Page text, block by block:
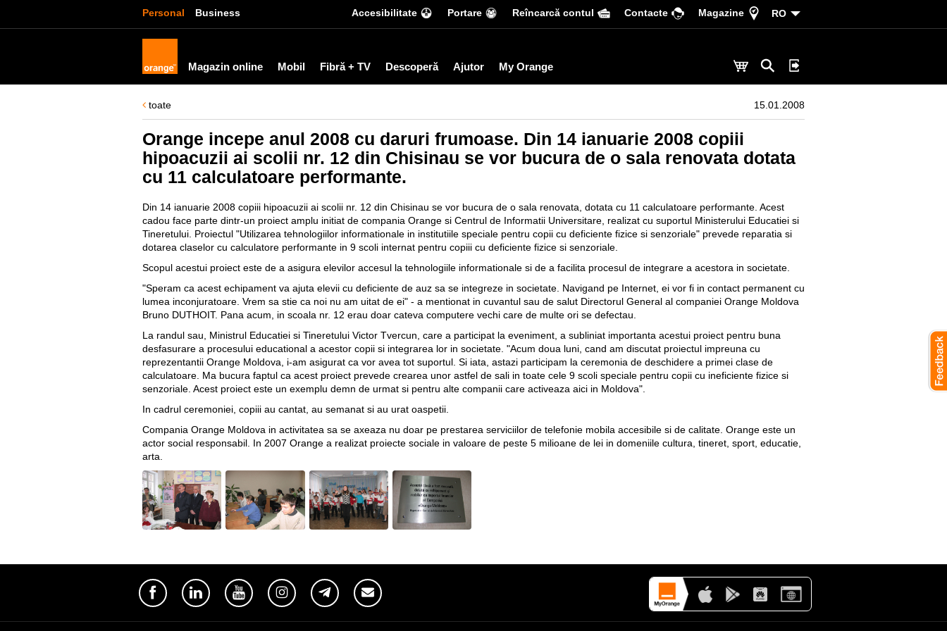
Personal Business Accesibilitate Portare Reîncarcă contul Сontacte Magazine RO
Magazin online Mobil Fibră + TV Descoperă Ajutor My Orange
toate 15.01.2008
Orange incepe anul 2008 cu daruri frumoase. Din 14 ianuarie 2008 copiii
hipoacuzii ai scolii nr. 12 din Chisinau se vor bucura de o sala renovata dotata
cu 11 calculatoare performante.
Din 14 ianuarie 2008 copiii hipoacuzii ai scolii nr. 12 din Chisinau se vor bucura de o sala renovata, dotata cu 11 calculatoare performante. Acest
cadou face parte dintr-un proiect amplu initiat de compania Orange si Centrul de Informatii Universitare, realizat cu suportul Ministerului Educatiei si
Tineretului. Proiectul "Utilizarea tehnologiilor informationale in institutiile speciale pentru copii cu deficiente fizice si senzoriale" prevede reparatia si
dotarea claselor cu calculatore performante in 9 scoli internat pentru copiii cu deficiente fizice si senzoriale.
Scopul acestui proiect este de a asigura elevilor accesul la tehnologiile informationale si de a facilita procesul de integrare a acestora in societate.
"Speram ca acest echipament va ajuta elevii cu deficiente de auz sa se integreze in societate. Navigand pe Internet, ei vor fi in contact permanent cu
lumea inconjuratoare. Vrem sa stie ca noi nu am uitat de ei" - а mentionat in cuvantul sau de salut Directorul General al companiei Orange Moldova
Bruno DUTHOIT. Pana acum, in scoala nr. 12 erau doar cateva computere vechi care de multe ori se defectau.
La randul sau, Ministrul Educatiei si Tineretului Victor Tvercun, care a participat la eveniment, a subliniat importanta acestui proiect pentru buna
desfasurare a procesului educational a acestor copii si integrarea lor in societate. "Acum doua luni, cand am discutat proiectul impreuna cu
reprezentantii Orange Moldova, i-am asigurat ca vor avea tot suportul. Si iata, astazi participam la ceremonia de deschidere a primei clase de
calculatoare. Ma bucura faptul ca acest proiect prevede crearea unor astfel de sali in toate cele 9 scoli speciale pentru copii cu ineficiente fizice si
senzoriale. Acest proiect este un exemplu demn de urmat si pentru alte companii care activeaza aici in Moldova".
In cadrul ceremoniei, copiii au cantat, au semanat si au urat oaspetii.
Compania Orange Moldova in activitatea sa se axeaza nu doar pe prestarea serviciilor de telefonie mobila accesibile si de calitate. Orange este un
actor social responsabil. In 2007 Orange a realizat proiecte sociale in valoare de peste 5 milioane de lei in domeniile cultura, tineret, sport, educatie,
arta.